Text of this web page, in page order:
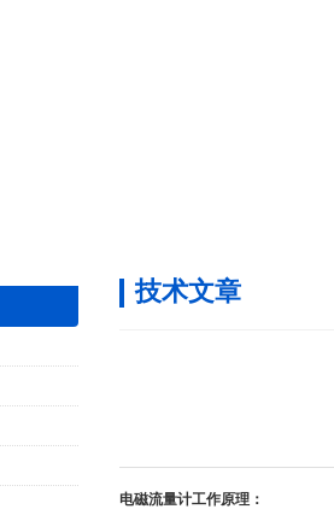
技术文章
电磁流量计工作原理：